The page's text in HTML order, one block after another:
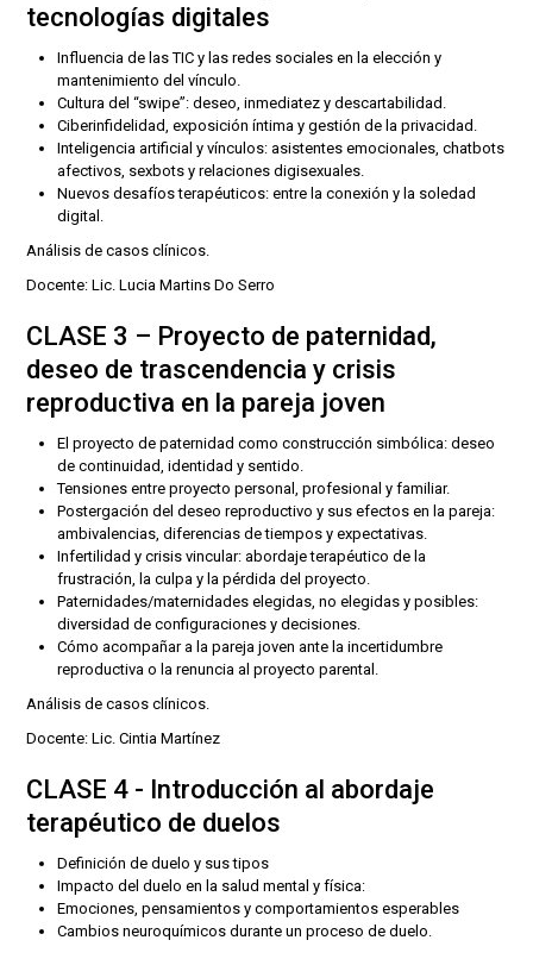
tecnologías digitales
Influencia de las TIC y las redes sociales en la elección y
mantenimiento del vínculo.
Cultura del “swipe”: deseo, inmediatez y descartabilidad.
Ciberinfidelidad, exposición íntima y gestión de la privacidad.
Inteligencia artificial y vínculos: asistentes emocionales, chatbots
afectivos, sexbots y relaciones digisexuales.
Nuevos desafíos terapéuticos: entre la conexión y la soledad
digital.
Análisis de casos clínicos.
Docente: Lic. Lucia Martins Do Serro
CLASE 3 – Proyecto de paternidad,
deseo de trascendencia y crisis
reproductiva en la pareja joven
El proyecto de paternidad como construcción simbólica: deseo
de continuidad, identidad y sentido.
Tensiones entre proyecto personal, profesional y familiar.
Postergación del deseo reproductivo y sus efectos en la pareja:
ambivalencias, diferencias de tiempos y expectativas.
Infertilidad y crisis vincular: abordaje terapéutico de la
frustración, la culpa y la pérdida del proyecto.
Paternidades/maternidades elegidas, no elegidas y posibles:
diversidad de configuraciones y decisiones.
Cómo acompañar a la pareja joven ante la incertidumbre
reproductiva o la renuncia al proyecto parental.
Análisis de casos clínicos.
Docente: Lic. Cintia Martínez
CLASE 4 - Introducción al abordaje
terapéutico de duelos
Definición de duelo y sus tipos
Impacto del duelo en la salud mental y física:
Emociones, pensamientos y comportamientos esperables
Cambios neuroquímicos durante un proceso de duelo.